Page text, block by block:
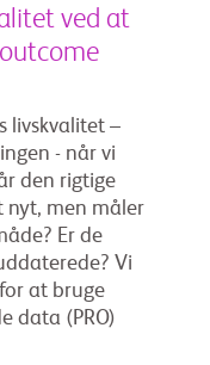
ved at
livskvalitet –
- når vi
den rigtige
nyt, men måler
Er de
Vi
at bruge
data (PRO)